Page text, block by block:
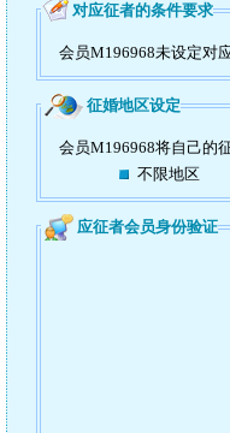
对应征者的条件要求
会员M196968未设定对
征婚地区设定
会员M196968将自己的
不限地区
应征者会员身份验证